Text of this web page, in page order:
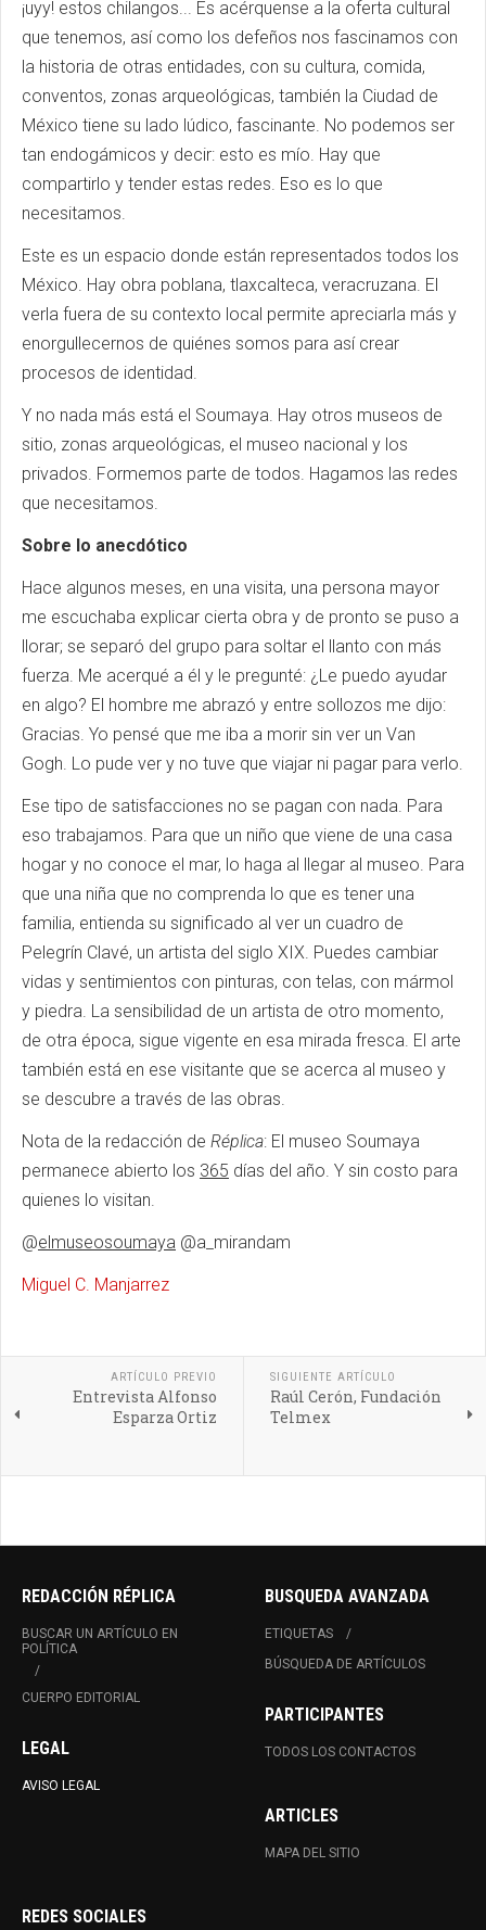
¡uyy! estos chilangos... Es acérquense a la oferta cultural
que tenemos, así como los defeños nos fascinamos con
la historia de otras entidades, con su cultura, comida,
conventos, zonas arqueológicas, también la Ciudad de
México tiene su lado lúdico, fascinante. No podemos ser
tan endogámicos y decir: esto es mío. Hay que
compartirlo y tender estas redes. Eso es lo que
necesitamos.
Este es un espacio donde están representados todos los
México. Hay obra poblana, tlaxcalteca, veracruzana. El
verla fuera de su contexto local permite apreciarla más y
enorgullecernos de quiénes somos para así crear
procesos de identidad.
Y no nada más está el Soumaya. Hay otros museos de
sitio, zonas arqueológicas, el museo nacional y los
privados. Formemos parte de todos. Hagamos las redes
que necesitamos.
Sobre lo anecdótico
Hace algunos meses, en una visita, una persona mayor
me escuchaba explicar cierta obra y de pronto se puso a
llorar; se separó del grupo para soltar el llanto con más
fuerza. Me acerqué a él y le pregunté: ¿Le puedo ayudar
en algo? El hombre me abrazó y entre sollozos me dijo:
Gracias. Yo pensé que me iba a morir sin ver un Van
Gogh. Lo pude ver y no tuve que viajar ni pagar para verlo.
Ese tipo de satisfacciones no se pagan con nada. Para
eso trabajamos. Para que un niño que viene de una casa
hogar y no conoce el mar, lo haga al llegar al museo. Para
que una niña que no comprenda lo que es tener una
familia, entienda su significado al ver un cuadro de
Pelegrín Clavé, un artista del siglo XIX. Puedes cambiar
vidas y sentimientos con pinturas, con telas, con mármol
y piedra. La sensibilidad de un artista de otro momento,
de otra época, sigue vigente en esa mirada fresca. El arte
también está en ese visitante que se acerca al museo y
se descubre a través de las obras.
Nota de la redacción de Réplica: El museo Soumaya
permanece abierto los 365 días del año. Y sin costo para
quienes lo visitan.
@elmuseosoumaya @a_mirandam
Miguel C. Manjarrez
ARTÍCULO PREVIO
Entrevista Alfonso
Esparza Ortiz
SIGUIENTE ARTÍCULO
Raúl Cerón, Fundación
Telmex
REDACCIÓN RÉPLICA
BUSCAR UN ARTÍCULO EN
POLÍTICA
CUERPO EDITORIAL
LEGAL
AVISO LEGAL
BUSQUEDA AVANZADA
ETIQUETAS
BÚSQUEDA DE ARTÍCULOS
PARTICIPANTES
TODOS LOS CONTACTOS
ARTICLES
MAPA DEL SITIO
REDES SOCIALES